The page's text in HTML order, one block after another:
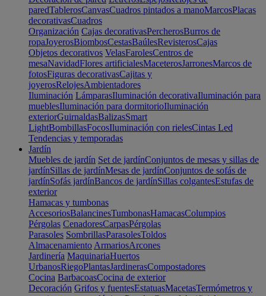
paredTablerosCanvasCuadros pintados a manoMarcosPlacas
decorativasCuadros
Organización Cajas decorativasPercherosBurros de
ropaJoyerosBiombosCestasBaúlesRevisterosCajas
Objetos decorativos VelasFarolesCentros de
mesaNavidadFlores artificialesMaceterosJarronesMarcos de
fotosFiguras decorativasCajitas y
joyerosRelojesAmbientadores
Iluminación LámparasIluminación decorativaIluminación para
mueblesIluminación para dormitorioIluminación
exteriorGuirnaldasBalizasSmart
LightBombillasFocosIluminación con rielesCintas Led
Tendencias y temporadas
Jardín
Muebles de jardín Set de jardínConjuntos de mesas y sillas de
jardínSillas de jardínMesas de jardínConjuntos de sofás de
jardínSofás jardínBancos de jardínSillas colgantesEstufas de
exterior
Hamacas y tumbonas
AccesoriosBalancinesTumbonasHamacasColumpios
Pérgolas CenadoresCarpasPérgolas
Parasoles SombrillasParasolesToldos
Almacenamiento ArmariosArcones
Jardinería MaquinariaHuertos
UrbanosRiegoPlantasJardinerasCompostadores
Cocina BarbacoasCocina de exterior
Decoración Grifos y fuentesEstatuasMacetasTermómetros y